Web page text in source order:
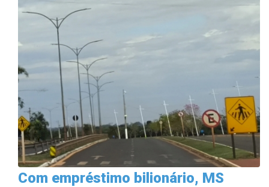
Com empréstimo bilionário, MS